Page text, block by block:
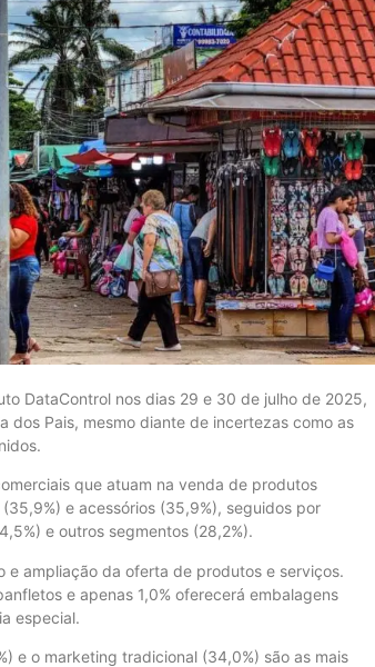
DataControl nos dias 29 e 30 de julho de 2025,
dos Pais, mesmo diante de incertezas como as
que atuam na venda de produtos
e acessórios (35,9%), seguidos por
e outros segmentos (28,2%).
e ampliação da oferta de produtos e serviços.
e apenas 1,0% oferecerá embalagens
especial.
e o marketing tradicional (34,0%) são as mais